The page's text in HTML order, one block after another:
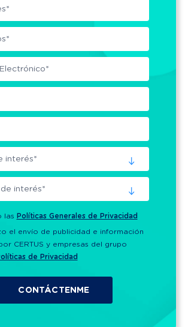
las Políticas Generales de Privacidad
el envío de publicidad e información
CERTUS y empresas del grupo
de Privacidad